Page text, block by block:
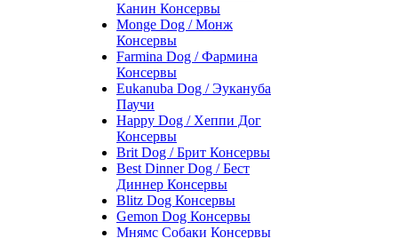
Канин Консервы
Monge Dog / Монж
Консервы
Farmina Dog / Фармина
Консервы
Eukanuba Dog / Эукануба
Паучи
Happy Dog / Хеппи Дог
Консервы
Brit Dog / Брит Консервы
Best Dinner Dog / Бест
Диннер Консервы
Blitz Dog Консервы
Gemon Dog Консервы
Мнямс Собаки Консервы